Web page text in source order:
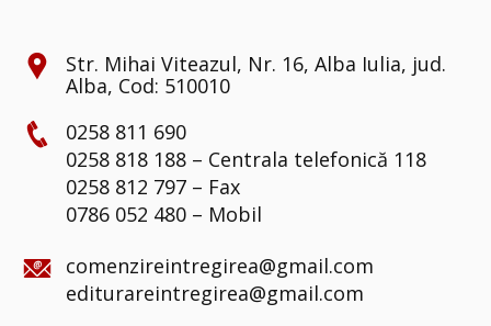
Str. Mihai Viteazul, Nr. 16, Alba Iulia, jud.
Alba, Cod: 510010
0258 811 690
0258 818 188 – Centrala telefonică 118
0258 812 797 – Fax
0786 052 480 – Mobil
comenzireintregirea@gmail.com
editurareintregirea@gmail.com